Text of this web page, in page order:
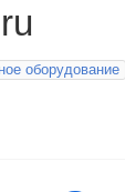
оборудование